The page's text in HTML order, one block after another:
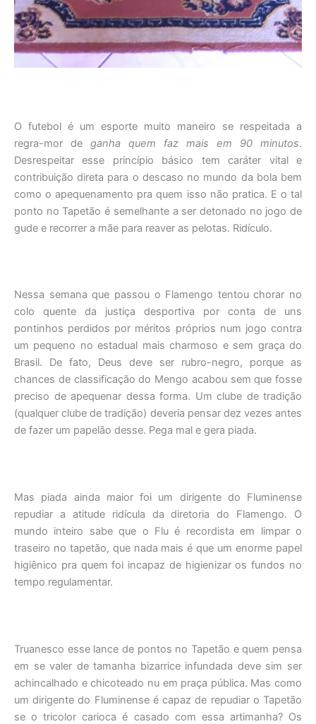
O futebol é um esporte muito maneiro se respeitada a
regra-mor de ganha quem faz mais em 90 minutos.
Desrespeitar esse princípio básico tem caráter vital e
contribuição direta para o descaso no mundo da bola bem
como o apequenamento pra quem isso não pratica. E o tal
ponto no Tapetão é semelhante a ser detonado no jogo de
gude e recorrer a mãe para reaver as pelotas. Ridículo.
Nessa semana que passou o Flamengo tentou chorar no
colo quente da justiça desportiva por conta de uns
pontinhos perdidos por méritos próprios num jogo contra
um pequeno no estadual mais charmoso e sem graça do
Brasil. De fato, Deus deve ser rubro-negro, porque as
chances de classificação do Mengo acabou sem que fosse
preciso de apequenar dessa forma. Um clube de tradição
(qualquer clube de tradição) deveria pensar dez vezes antes
de fazer um papelão desse. Pega mal e gera piada.
Mas piada ainda maior foi um dirigente do Fluminense
repudiar a atitude ridícula da diretoria do Flamengo. O
mundo inteiro sabe que o Flu é recordista em limpar o
traseiro no tapetão, que nada mais é que um enorme papel
higiênico pra quem foi incapaz de higienizar os fundos no
tempo regulamentar.
Truanesco esse lance de pontos no Tapetão e quem pensa
em se valer de tamanha bizarrice infundada deve sim ser
achincalhado e chicoteado nu em praça pública. Mas como
um dirigente do Fluminense é capaz de repudiar o Tapetão
se o tricolor carioca é casado com essa artimanha? Os